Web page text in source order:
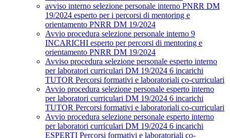
avviso interno selezione personale interno PNRR DM
19/2024 esperto per i percorsi di mentoring e
orientamento PNRR DM 19/2024
Avvio procedura selezione personale interno 9
INCARICHI esperto per percorsi di mentoring e
orientamento PNRR DM 19/2024
Avviso procedura selezione personale esperto interno
per laboratori curriculari DM 19/2024 6 incarichi
TUTOR Percorsi formativi e laboratoriali co-curriculari
Avvio procedura selezione personale esperto interno
per laboratori curriculari DM 19/2024 6 incarichi
TUTOR Percorsi formativi e laboratoriali co-curriculari
Avvio procedura selezione personale esperto interno
per laboratori curriculari DM 19/2024 6 incarichi
ESPERTI Percorsi formativi e laboratoriali co-